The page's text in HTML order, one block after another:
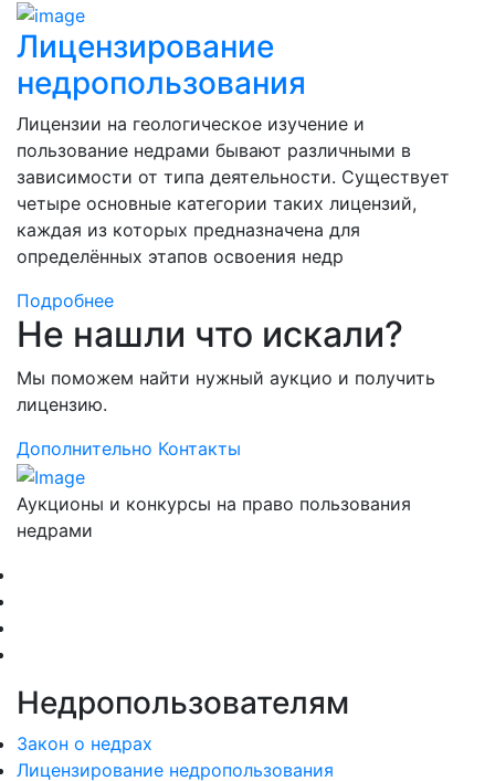
Лицензирование
недропользования
Лицензии на геологическое изучение и
пользование недрами бывают различными в
зависимости от типа деятельности. Существует
четыре основные категории таких лицензий,
каждая из которых предназначена для
определённых этапов освоения недр
Подробнее
Не нашли что искали?
Мы поможем найти нужный аукцио и получить
лицензию.
Дополнительно Контакты
Аукционы и конкурсы на право пользования
недрами
Недропользователям
Закон о недрах
Лицензирование недропользования